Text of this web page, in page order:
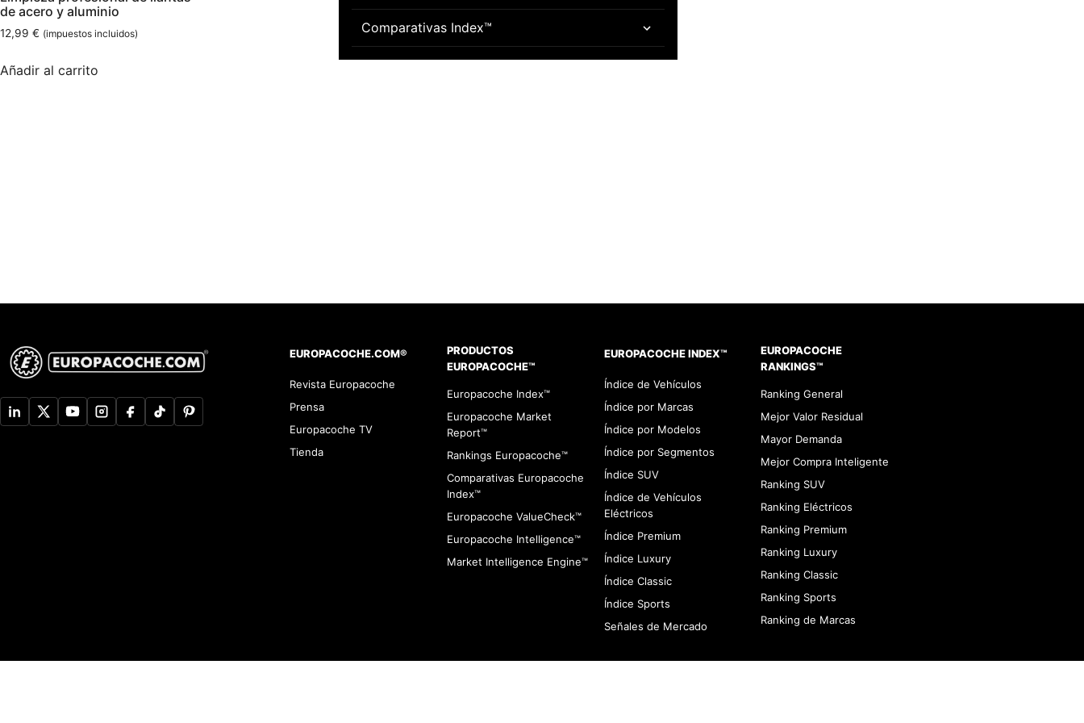
Comparativas Index™
de acero y aluminio
12,99 € (impuestos incluidos)
Añadir al carrito
EUROPACOCHE.COM®
Revista Europacoche
Prensa
Europacoche TV
Tienda
PRODUCTOS
EUROPACOCHE™
Europacoche Index™
Europacoche Market
Report™
Rankings Europacoche™
Comparativas Europacoche
Index™
Europacoche ValueCheck™
Europacoche Intelligence™
Market Intelligence Engine™
EUROPACOCHE INDEX™
Índice de Vehículos
Índice por Marcas
Índice por Modelos
Índice por Segmentos
Índice SUV
Índice de Vehículos
Eléctricos
Índice Premium
Índice Luxury
Índice Classic
Índice Sports
Señales de Mercado
EUROPACOCHE
RANKINGS™
Ranking General
Mejor Valor Residual
Mayor Demanda
Mejor Compra Inteligente
Ranking SUV
Ranking Eléctricos
Ranking Premium
Ranking Luxury
Ranking Classic
Ranking Sports
Ranking de Marcas